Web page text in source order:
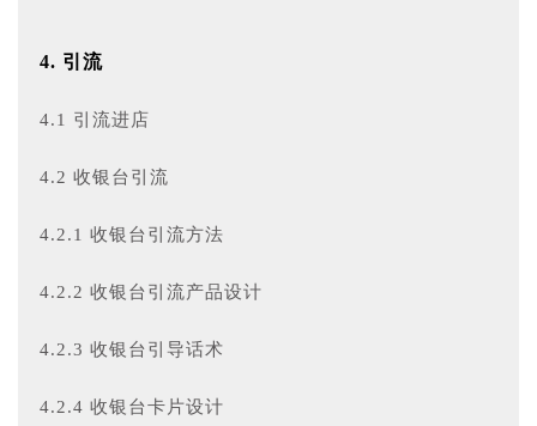
4. 引流
4.1 引流进店
4.2 收银台引流
4.2.1 收银台引流方法
4.2.2 收银台引流产品设计
4.2.3 收银台引导话术
4.2.4 收银台卡片设计